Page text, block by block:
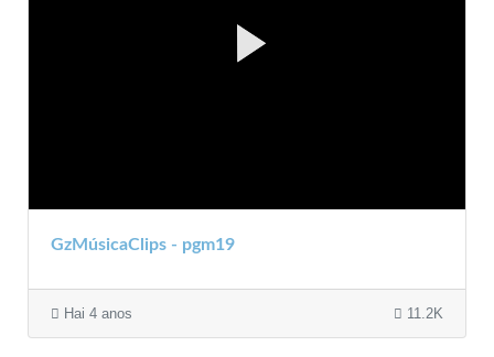
GzMúsicaClips - pgm19
Hai 4 anos 11.2K